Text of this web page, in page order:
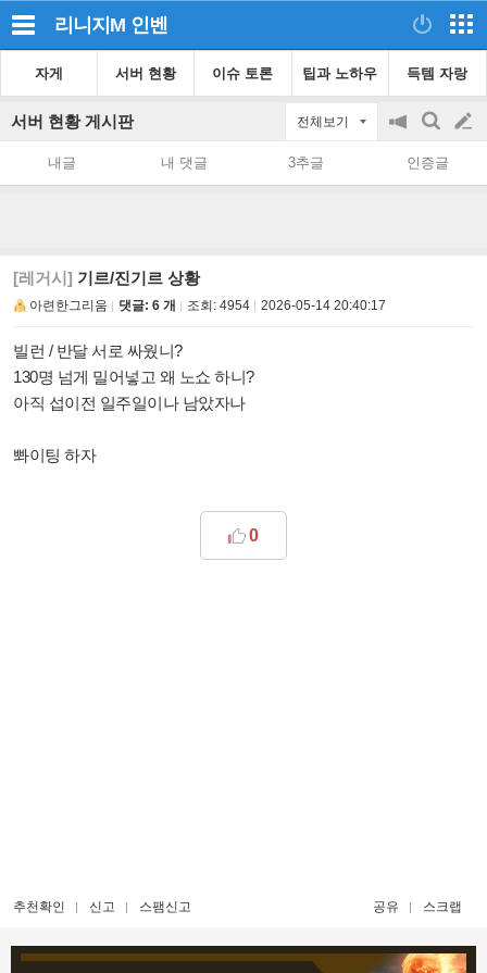
리니지M 인벤
자게 서버 현황 이슈 토론 팁과 노하우 득템 자랑
서버 현황 게시판 전체보기
공
on/off
검
색
글
쓰
내글 내 댓글 3추글 인증글
[레거시] 기르/진기르 상황
아련한그리움 댓글: 6 개 조회: 4954 2026-05-14 20:40:17
빌런 / 반달 서로 싸웠니?
130명 넘게 밀어넣고 왜 노쇼 하니?
아직 섭이전 일주일이나 남았자나
뽜이팅 하자
0
추천확인 신고 스팸신고 공유 스크랩